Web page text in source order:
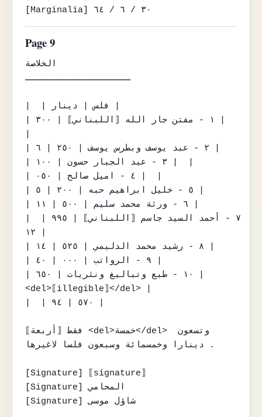
[Marginalia] ٣٠ / ٦ / ٦٤
Page 9
الخلاصة
ــــــــــــــــــــ
١٢ |
<del>⟦illegible⟧</del> |
فقط ⟦أربعة⟧ <del>خمسة</del> وتسعون
دينارا وخمسمائة وسبعون فلسا لاغيرها .
[Signature] ⟦signature⟧
[Signature] المحامي
[Signature] شاؤل موسى